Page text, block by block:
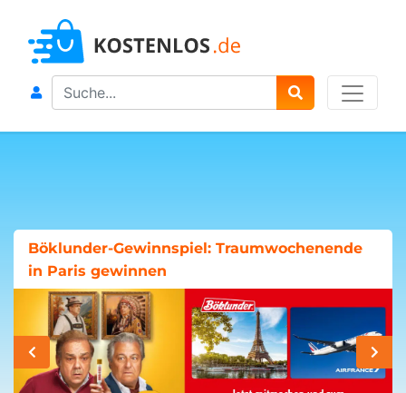
Search
Böklunder-Gewinnspiel: Traumwochenende
in Paris gewinnen